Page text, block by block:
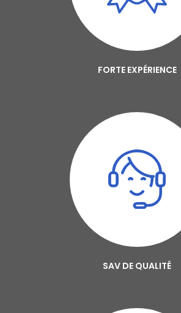
FORTE EXPÉRIENCE
SAV DE QUALITÉ